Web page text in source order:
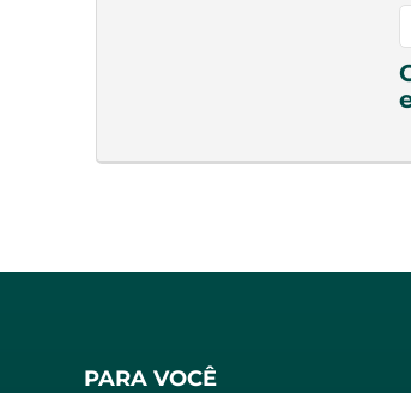
PARA VOCÊ